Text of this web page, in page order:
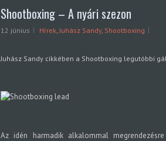
Shootboxing – A nyári szezon
12 június Hírek,Juhász Sandy, Shootboxing
Juhász Sandy cikkében a Shootboxing legutóbbi
Az idén harmadik alkalommal